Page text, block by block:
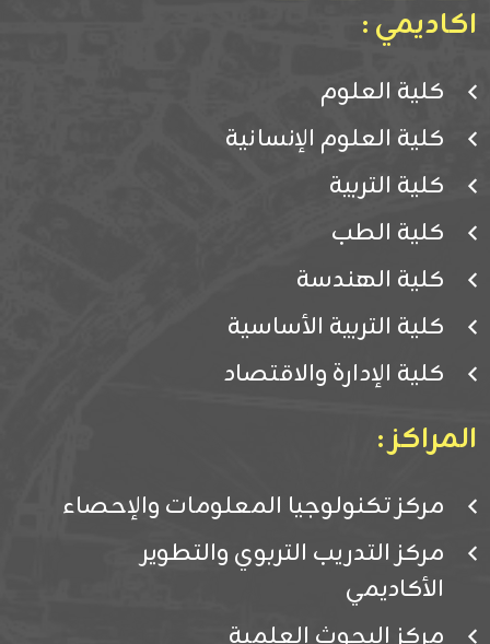
اكاديمي :
كلية العلوم
كلية العلوم الإنسانية
كلية التربية
كلية الطب
كلية الهندسة
كلية التربية الأساسية
كلية الإدارة والاقتصاد
المراكز :
مركز تكنولوجيا المعلومات والإحصاء
مركز التدريب التربوي والتطوير
الأكاديمي